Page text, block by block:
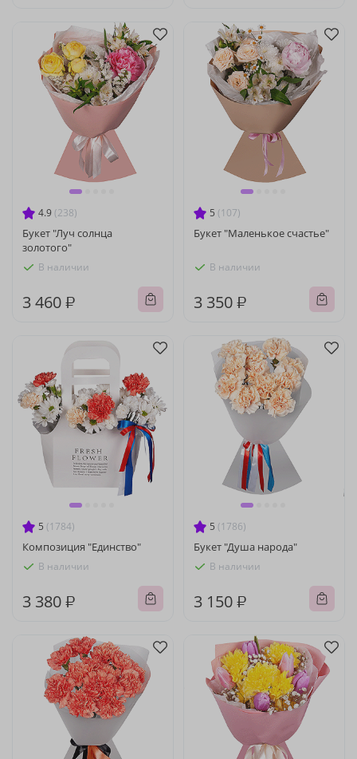
4.9 (238)
Букет "Луч солнца
золотого"
В наличии
3 460 ₽
5 (107)
Букет "Маленькое счастье"
В наличии
3 350 ₽
5 (1784)
Композиция "Единство"
В наличии
3 380 ₽
5 (1786)
Букет "Душа народа"
В наличии
3 150 ₽